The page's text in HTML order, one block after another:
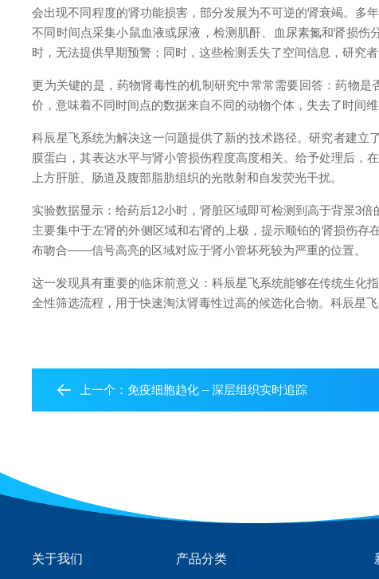
会出现不同程度的肾功能损害，部分发展为不可逆的肾衰竭。多
不同时间点采集小鼠血液或尿液，检测肌酐、血尿素氮和肾损
时，无法提供早期预警；同时，这些检测丢失了空间信息，研究
更为关键的是，药物肾毒性的机制研究中常常需要回答：药物
价，意味着不同时间点的数据来自不同的动物个体，失去了时间
科辰星飞系统为解决这一问题提供了新的技术路径。研究者建
膜蛋白，其表达水平与肾小管损伤程度高度相关。给予处理后，
上方肝脏、肠道及腹部脂肪组织的光散射和自发荧光干扰。
实验数据显示：给药后12小时，肾脏区域即可检测到高于背景3
主要集中于左肾的外侧区域和右肾的上极，提示顺铂的肾损伤
布吻合——信号高亮的区域对应于肾小管坏死较为严重的位置。
这一发现具有重要的临床前意义：科辰星飞系统能够在传统生化
全性筛选流程，用于快速淘汰肾毒性过高的候选化合物。科辰星
上一个：免疫细胞趋化 – 深层组织实时追踪
关于我们 产品分类